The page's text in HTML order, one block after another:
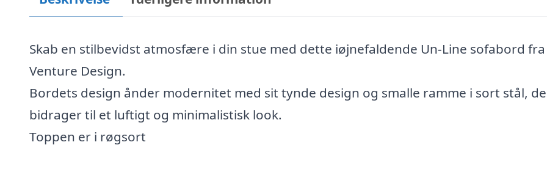
Skab en stilbevidst atmosfære i din stue med dette iøjnefaldende Un-Line sofabord fra
Venture Design.
Bordets design ånder modernitet med sit tynde design og smalle ramme i sort stål,
bidrager til et luftigt og minimalistisk look.
Toppen er i røgsort